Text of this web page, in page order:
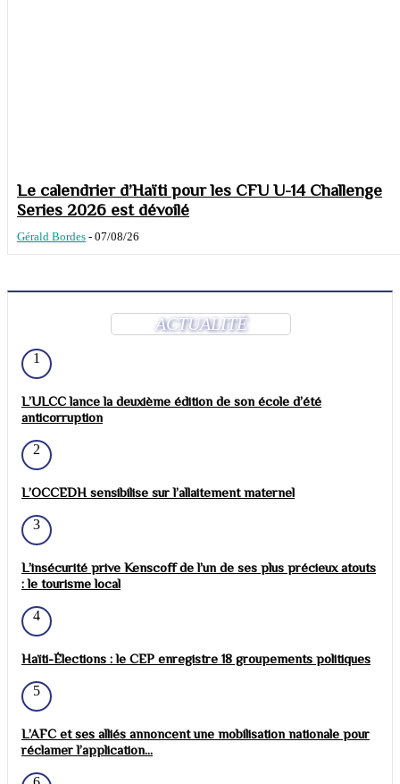
Le calendrier d’Haïti pour les CFU U-14 Challenge
Series 2026 est dévoilé
Gérald Bordes - 07/08/26
ACTUALITÉ
1
L’ULCC lance la deuxième édition de son école d’été
anticorruption
2
L’OCCEDH sensibilise sur l’allaitement maternel
3
L’insécurité prive Kenscoff de l’un de ses plus précieux atouts
: le tourisme local
4
Haïti-Élections : le CEP enregistre 18 groupements politiques
5
L’AFC et ses alliés annoncent une mobilisation nationale pour
réclamer l’application...